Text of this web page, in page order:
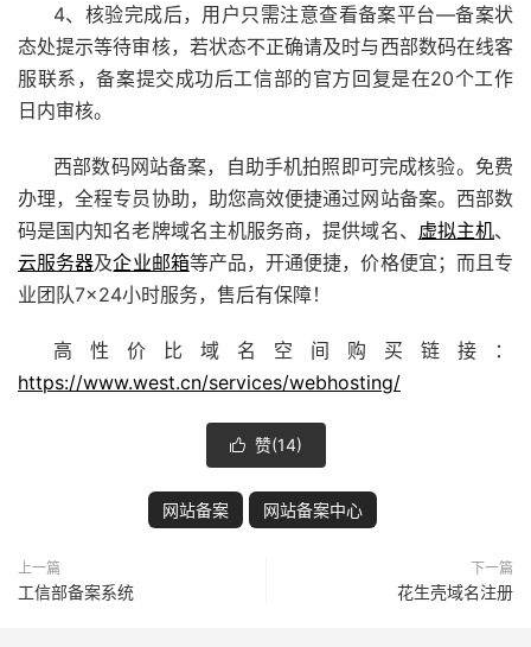
4、核验完成后，用户只需注意查看备案平台—备案状
态处提示等待审核，若状态不正确请及时与西部数码在线客
服联系，备案提交成功后工信部的官方回复是在20个工作
日内审核。
西部数码网站备案，自助手机拍照即可完成核验。免费
办理，全程专员协助，助您高效便捷通过网站备案。西部数
码是国内知名老牌域名主机服务商，提供域名、 虚拟主机、
云服务器及企业邮箱等产品，开通便捷，价格便宜；而且专
业团队7×24小时服务，售后有保障！
高性价比域名空间购买链接：
https://www.west.cn/services/webhosting/
 赞(14)
网站备案 网站备案中心
上一篇
工信部备案系统
下一篇
花生壳域名注册